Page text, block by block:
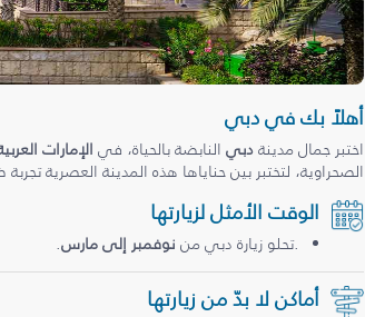
أهلاً بك في دبي
اختبر جمال مدينةدبي النابضة بالحياة، في الإمارات
الصحراوية، لتختبر بين حناياها هذه المدينة العصرية
الوقت الأمثل لزيارتها
.تحلو زيارة دبي من نوفمبر إلى مارس.
أماكن لا بدّ من زيارتها